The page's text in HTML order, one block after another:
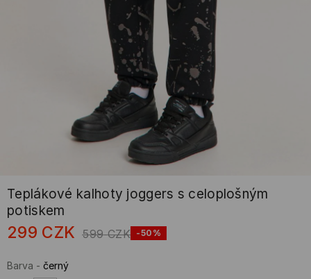
Teplákové kalhoty joggers s celoplošným
potiskem
299 CZK 599 CZK -50%
Barva - černý